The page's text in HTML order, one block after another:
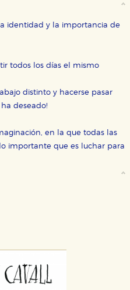
identidad y la importancia de
todos los días el mismo
distinto y hacerse pasar
deseado!
en la que todas las
importante que es luchar para
DE COOKIES
para que nuestro sitio
hacerlo desde el
es posible que algunas
de funcionar